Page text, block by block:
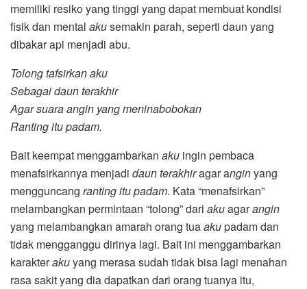
memiliki resiko yang tinggi yang dapat membuat kondisi
fisik dan mental akusemakin parah, seperti daun yang
dibakar api menjadi abu.
Tolong tafsirkan aku
Sebagai daun terakhir
Agar suara angin yang meninabobokan
Ranting itu padam.
Bait keempat menggambarkan aku ingin pembaca
menafsirkannya menjadi daun terakhiragar anginyang
mengguncang ranting itu padam. Kata “menafsirkan”
melambangkan permintaan “tolong” dari akuagarangin
yang melambangkan amarah orang tuaakupadam dan
tidak mengganggu dirinya lagi. Bait ini menggambarkan
karakterakuyang merasa sudah tidak bisa lagi menahan
rasa sakit yang dia dapatkan dari orang tuanya itu,